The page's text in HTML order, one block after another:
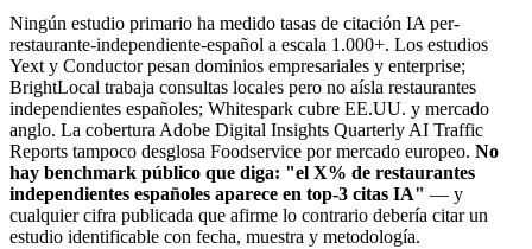
Ningún estudio primario ha medido tasas de citación IA per-
restaurante-independiente-español a escala 1.000+. Los estudios
Yext y Conductor pesan dominios empresariales y enterprise;
BrightLocal trabaja consultas locales pero no aísla restaurantes
independientes españoles; Whitespark cubre EE.UU. y mercado
anglo. La cobertura Adobe Digital Insights Quarterly AI Traffic
Reports tampoco desglosa Foodservice por mercado europeo. No
hay benchmark público que diga: "el X% de restaurantes
independientes españoles aparece en top-3 citas IA" — y
cualquier cifra publicada que afirme lo contrario debería citar un
estudio identificable con fecha, muestra y metodología.